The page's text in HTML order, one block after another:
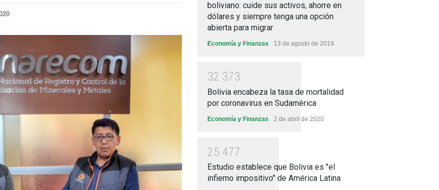
boliviano: cuide sus activos, ahorre en
dólares y siempre tenga una opción
abierta para migrar
Economía y Finanzas 13 de agosto de 2019
32 373
Bolivia encabeza la tasa de mortalidad
por coronavirus en Sudamérica
Economía y Finanzas 2 de abril de 2020
25 477
Estudio establece que Bolivia es "el
infierno impositivo" de América Latina